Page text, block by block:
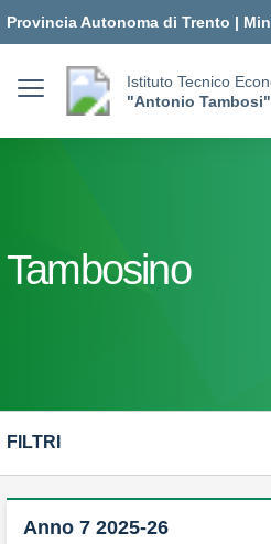
Provincia Autonoma di Trento |
dell'Istruzione e del Merito
Istituto Tecnico
"Antonio Tambosi"
Tambosino
FILTRI
Anno 7 2025-26